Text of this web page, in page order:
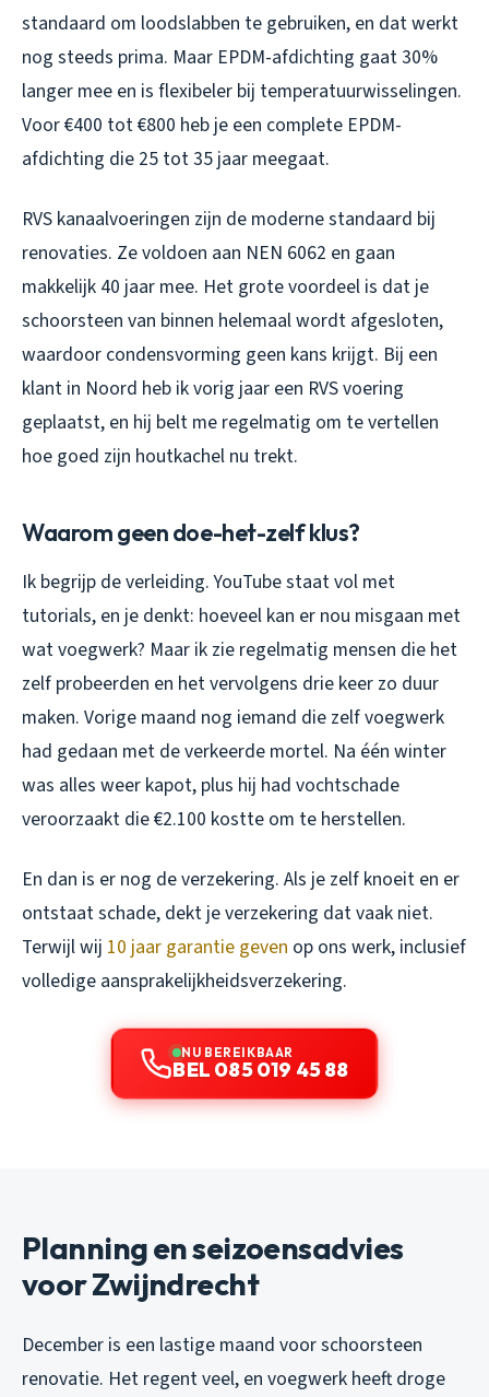
standaard om loodslabben te gebruiken, en dat werkt
nog steeds prima. Maar EPDM-afdichting gaat 30%
langer mee en is flexibeler bij temperatuurwisselingen.
Voor €400 tot €800 heb je een complete EPDM-
afdichting die 25 tot 35 jaar meegaat.
RVS kanaalvoeringen zijn de moderne standaard bij
renovaties. Ze voldoen aan NEN 6062 en gaan
makkelijk 40 jaar mee. Het grote voordeel is dat je
schoorsteen van binnen helemaal wordt afgesloten,
waardoor condensvorming geen kans krijgt. Bij een
klant in Noord heb ik vorig jaar een RVS voering
geplaatst, en hij belt me regelmatig om te vertellen
hoe goed zijn houtkachel nu trekt.
Waarom geen doe-het-zelf klus?
Ik begrijp de verleiding. YouTube staat vol met
tutorials, en je denkt: hoeveel kan er nou misgaan met
wat voegwerk? Maar ik zie regelmatig mensen die het
zelf probeerden en het vervolgens drie keer zo duur
maken. Vorige maand nog iemand die zelf voegwerk
had gedaan met de verkeerde mortel. Na één winter
was alles weer kapot, plus hij had vochtschade
veroorzaakt die €2.100 kostte om te herstellen.
En dan is er nog de verzekering. Als je zelf knoeit en er
ontstaat schade, dekt je verzekering dat vaak niet.
Terwijl wij 10 jaar garantie geven op ons werk, inclusief
volledige aansprakelijkheidsverzekering.
NU BEREIKBAAR
BEL 085 019 45 88
Planning en seizoensadvies
voor Zwijndrecht
December is een lastige maand voor schoorsteen
renovatie. Het regent veel, en voegwerk heeft droge